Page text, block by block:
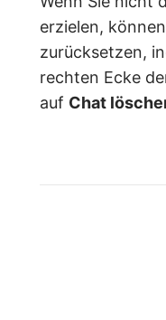
erzielen,
zurücksetzen,
rechten Ecke
auf Chat